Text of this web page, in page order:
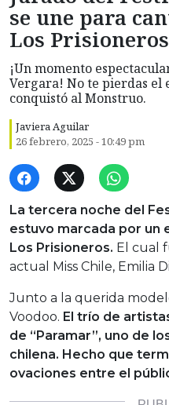
se une para
Los Prisioneros
¡Un momento
Vergara! No te pierdas el
conquistó al Monstruo.
Javiera Aguilar
26 febrero, 2025 - 10:49 pm
La tercera noche del
estuvo marcada por un
Los Prisioneros. El cual
actual Miss Chile, Emilia
Junto a la querida
Voodoo. El trío de
de “Paramar”, uno de
chilena. Hecho que
ovaciones entre el